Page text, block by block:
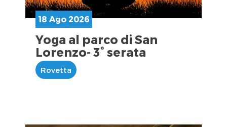
18 Ago 2026
Yoga al parco di San
Lorenzo- 3° serata
Rovetta